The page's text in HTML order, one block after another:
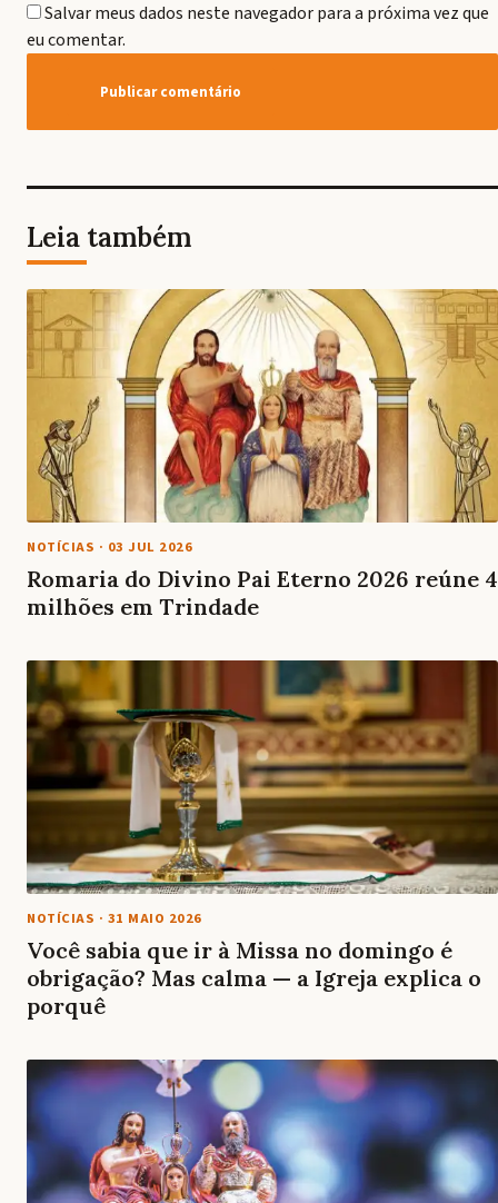
Salvar meus dados neste navegador para a próxima vez que
eu comentar.
Leia também
NOTÍCIAS · 03 JUL 2026
Romaria do Divino Pai Eterno 2026 reúne 4
milhões em Trindade
NOTÍCIAS · 31 MAIO 2026
Você sabia que ir à Missa no domingo é
obrigação? Mas calma — a Igreja explica o
porquê